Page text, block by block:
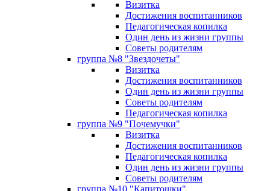
Визитка
Достижения воспитанников
Педагогическая копилка
Один день из жизни группы
Советы родителям
группа №8 "Звездочеты"
Визитка
Достижения воспитанников
Один день из жизни группы
Советы родителям
Педагогическая копилка
группа №9 "Почемучки"
Визитка
Достижения воспитанников
Педагогическая копилка
Один день из жизни группы
Советы родителям
группа №10 "Капитошки"